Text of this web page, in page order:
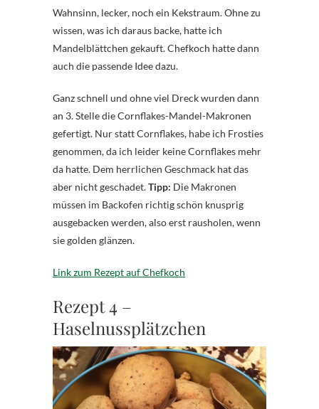
Wahnsinn, lecker, noch ein Kekstraum. Ohne zu
wissen, was ich daraus backe, hatte ich
Mandelblättchen gekauft. Chefkoch hatte dann
auch die passende Idee dazu.
Ganz schnell und ohne viel Dreck wurden dann
an 3. Stelle die Cornflakes-Mandel-Makronen
gefertigt. Nur statt Cornflakes, habe ich Frosties
genommen, da ich leider keine Cornflakes mehr
da hatte. Dem herrlichen Geschmack hat das
aber nicht geschadet.Tipp: Die Makronen
müssen im Backofen richtig schön knusprig
ausgebacken werden, also erst rausholen, wenn
sie golden glänzen.
Link zum Rezept auf Chefkoch
Rezept 4 –
Haselnussplätzchen